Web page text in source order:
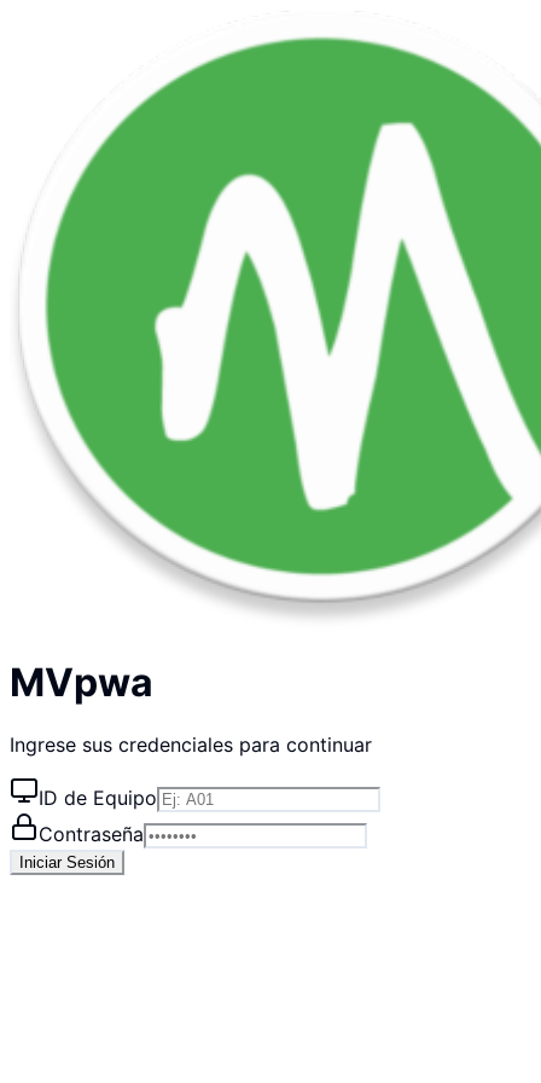
MVpwa
Ingrese sus credenciales para continuar
ID de Equipo
Contraseña
Iniciar Sesión